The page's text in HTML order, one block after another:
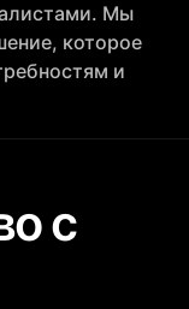
Мы
которое
и
с